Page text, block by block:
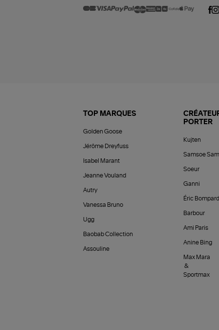
TOP MARQUES
Golden Goose
Jérôme Dreyfuss
Isabel Marant
Jeanne Vouland
Autry
Vanessa Bruno
Ugg
Baobab Collection
Assouline
PORTER
Kujten
Samsoe
Soeur
Ganni
Éric Bompard
Barbour
Ami Paris
Anine Bing
Max Mara
&
Sportmax